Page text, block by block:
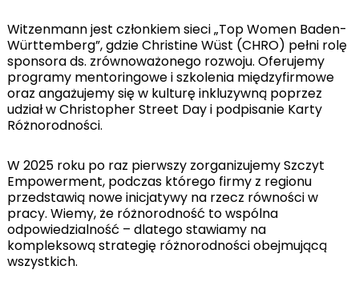
Witzenmann jest członkiem sieci „Top Women Baden-
Württemberg”, gdzie Christine Wüst (CHRO) pełni rolę
sponsora ds. zrównoważonego rozwoju. Oferujemy
programy mentoringowe i szkolenia międzyfirmowe
oraz angażujemy się w kulturę inkluzywną poprzez
udział w Christopher Street Day i podpisanie Karty
Różnorodności.
W 2025 roku po raz pierwszy zorganizujemy Szczyt
Empowerment, podczas którego firmy z regionu
przedstawią nowe inicjatywy na rzecz równości w
pracy. Wiemy, że różnorodność to wspólna
odpowiedzialność – dlatego stawiamy na
kompleksową strategię różnorodności obejmującą
wszystkich.